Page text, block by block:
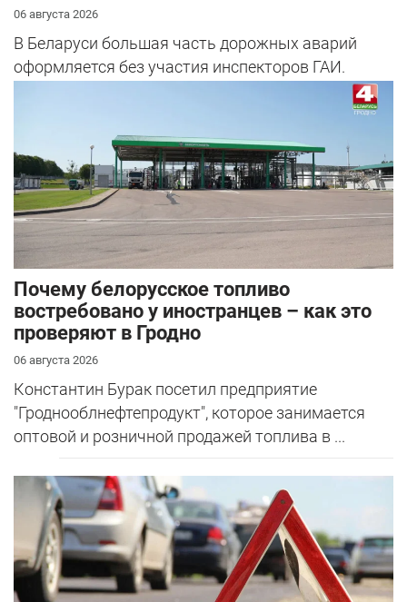
06 августа 2026
В Беларуси большая часть дорожных аварий
оформляется без участия инспекторов ГАИ.
Почему белорусское топливо
востребовано у иностранцев – как это
проверяют в Гродно
06 августа 2026
Константин Бурак посетил предприятие
"Гроднооблнефтепродукт", которое занимается
оптовой и розничной продажей топлива в ...